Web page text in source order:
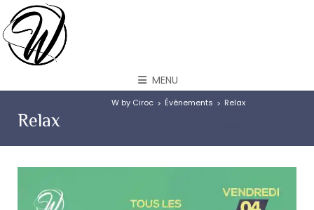
MENU
Relax
W by Ciroc > Évènements > Relax